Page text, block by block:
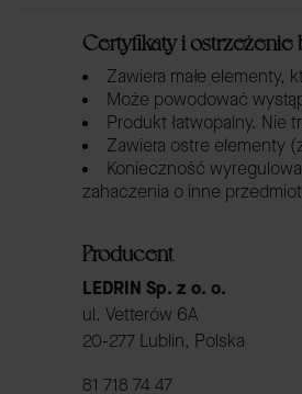
Certyfikaty i
Zawiera małe elementy,
Może powodować
Produkt łatwopalny. Nie
Zawiera ostre elementy
Konieczność
zahaczenia o inne
Producent
LEDRIN Sp. z o. o.
ul. Vetterów 6A
20-277 Lublin, Polska
81 718 74 47